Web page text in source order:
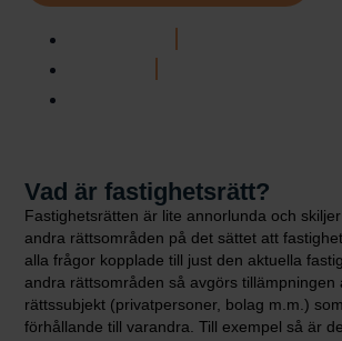
Vad är fastighetsrätt?
Fastighetsrätten är lite annorlunda och
andra rättsområden på det sättet att
alla frågor kopplade till just den aktuella
andra rättsområden så avgörs tillämpningen
rättssubjekt (privatpersoner, bolag m.m.)
förhållande till varandra. Till exempel så är